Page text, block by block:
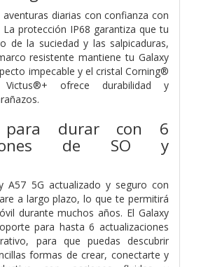
diarias con confianza con
La protección IP68 garantiza que tu
de la suciedad y las salpicaduras,
resistente mantiene tu Galaxy
impecable y el cristal Corning®
ofrece durabilidad y
para durar con 6
de SO y
A57 5G actualizado y seguro con
a largo plazo, lo que te permitirá
durante muchos años. El Galaxy
para hasta 6 actualizaciones
para que puedas descubrir
formas de crear, conectarte y